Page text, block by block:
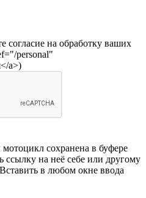
согласие на обработку ваших
personal"
a>)
сохранена в буфере
на неё себе или другому
Вставить в любом окне ввода